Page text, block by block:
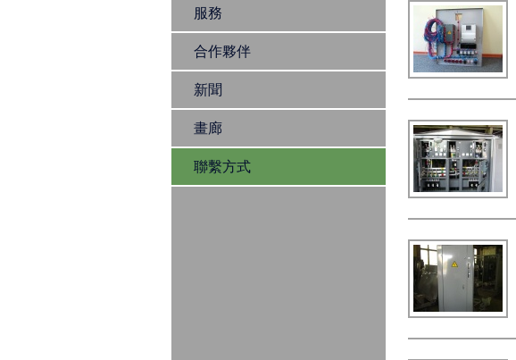
服務
合作夥伴
新聞
畫廊
聯繫方式